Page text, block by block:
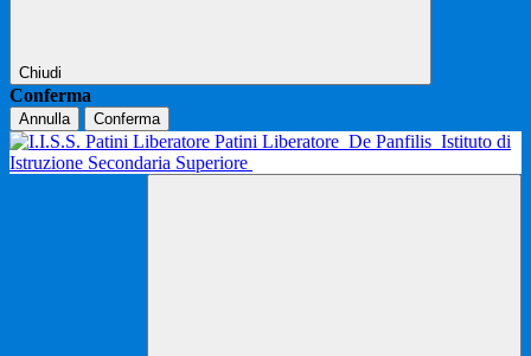
Chiudi
Conferma
Annulla Conferma
Patini Liberatore De Panfilis Istituto di
Istruzione Secondaria Superiore